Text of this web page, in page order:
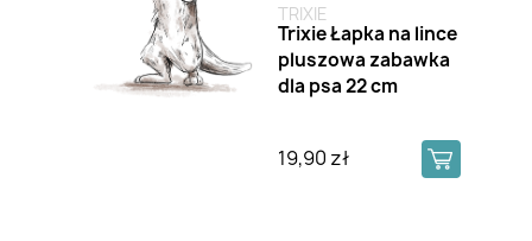
TRIXIE
Trixie Łapka na lince
pluszowa zabawka
dla psa 22 cm
19,90 zł